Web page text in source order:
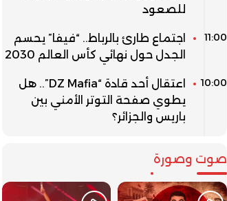
للصعود
11:00
اجتماع طارئ بالرباط.. “فيفا” يحسم
الجدل حول نهائي كأس العالم 2030
10:00
اعتقال أحد قادة “DZ Mafia”.. هل
يطوي صفحة التوتر الأمني بين
باريس والجزائر؟
صوت وصورة